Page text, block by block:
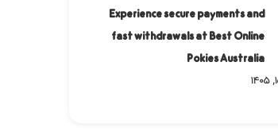
Experience secure payments and
fast withdrawals at Best Online
Pokies Australia